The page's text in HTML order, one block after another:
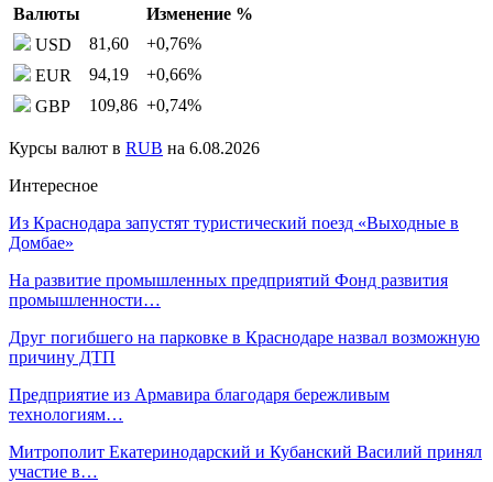
Валюты
Изменение %
USD
81,60 +0,76%
EUR
94,19 +0,66%
GBP
109,86 +0,74%
Курсы валют в RUB на 6.08.2026
Интересное
Из Краснодара запустят туристический поезд «Выходные в
Домбае»
На развитие промышленных предприятий Фонд развития
промышленности…
Друг погибшего на парковке в Краснодаре назвал возможную
причину ДТП
Предприятие из Армавира благодаря бережливым
технологиям…
Митрополит Екатеринодарский и Кубанский Василий принял
участие в…